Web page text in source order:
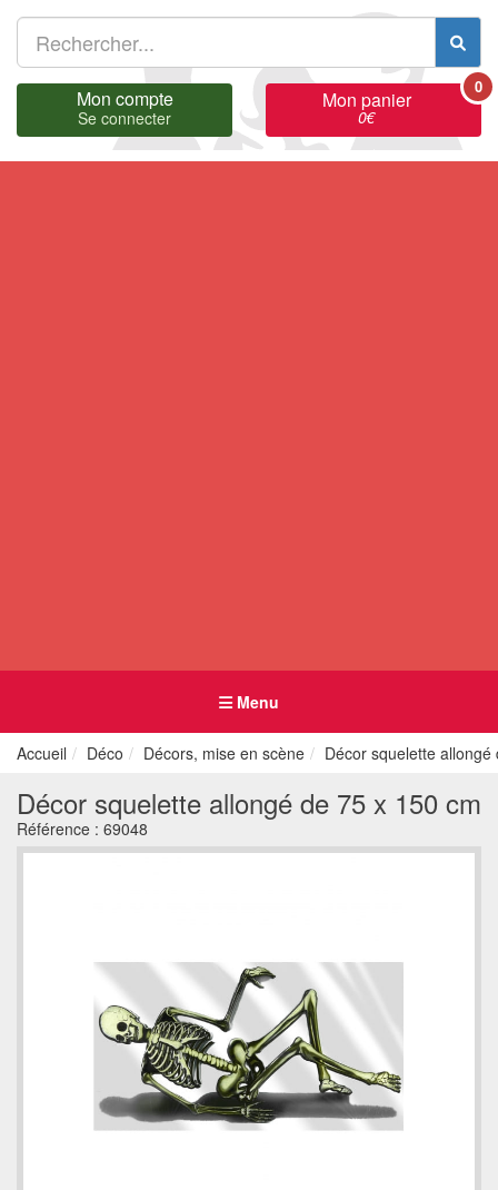
Mon compte
Se connecter
Mon panier
0€
0
Menu
Accueil Déco Décors, mise en scène Décor squelette
Décor squelette allongé de 75 x 150 cm
Référence : 69048